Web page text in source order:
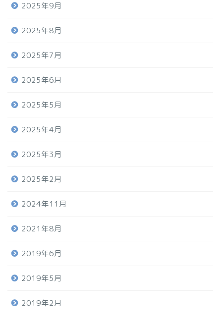
2025年9月
2025年8月
2025年7月
2025年6月
2025年5月
2025年4月
2025年3月
2025年2月
2024年11月
2021年8月
2019年6月
2019年5月
2019年2月